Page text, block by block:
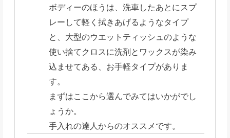
ボディーのほうは、洗車したあとにスプ
レーして軽く拭きあげるようなタイプ
と、大型のウエットティッシュのような
使い捨てクロスに洗剤とワックスが染み
込ませてある、お手軽タイプがありま
す。
まずはここから選んでみてはいかがでし
ょうか。
手入れの達人からのオススメです。